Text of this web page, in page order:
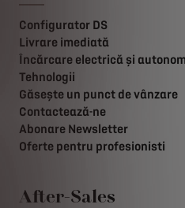
Configurator DS
Livrare imediată
Încărcare electrică și
Tehnologii
Găsește un punct de vânzare
Contactează-ne
Abonare Newsletter
Oferte pentru profesionisti
After-Sales